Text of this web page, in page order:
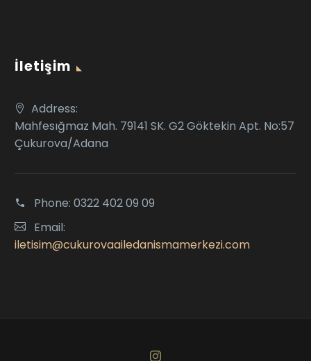
İletişim
Address:
Mahfesığmaz Mah. 79141 SK. G2 Göktekin Apt. No:57
Çukurova/Adana
Phone: 0322 402 09 09
Email:
iletisim@cukurovaailedanismamerkezi.com